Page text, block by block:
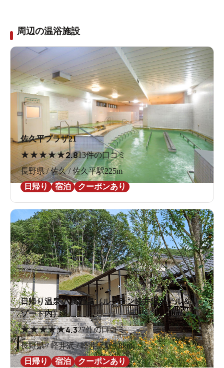
周辺の温浴施設
佐久平プラザ21
★★★★★2.813件の口コミ
長野県 / 佐久 / 佐久平駅225m
日帰り
宿泊 クーポンあり
日帰り温泉 八風温泉（ルグラン軽井沢ホテル＆リ
ゾート内）
★★★★★4.327件の口コミ
長野県 / 軽井沢 / 軽井沢駅5.8km
日帰り
宿泊 クーポンあり